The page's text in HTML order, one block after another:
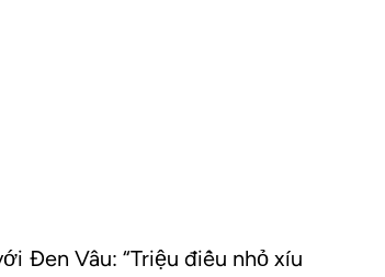
Đen Vâu: “Triệu điều nhỏ xíu